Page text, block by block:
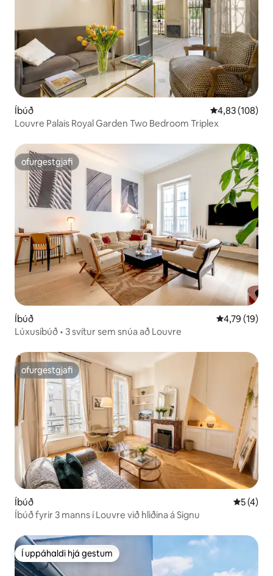
Íbúð 4,83 af 5 í
4,83 (108)
Louvre Palais Royal Garden Two Bedroom Triplex
ofurgestgjafi
ofurgestgjafi
Íbúð 4,79 af 5 í
4,79 (19)
Lúxusíbúð • 3 svítur sem snúa að Louvre
ofurgestgjafi
ofurgestgjafi
Íbúð 5 af 5 í
5 (4)
Íbúð fyrir 3 manns í Louvre við hliðina á Signu
Í uppáhaldi hjá gestum
Í uppáhaldi hjá gestum